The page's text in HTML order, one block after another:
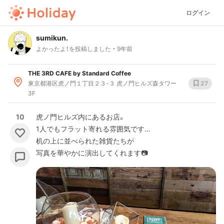
ログイン
sumikun.
よかったよ！を投稿しました 9年前
THE 3RD CAFE by Standard Coffee
東京都港区虎ノ門１丁目２３-３ 虎ノ門ヒルズ森タワー
3F
27
10
虎ノ門ヒルズ内にあるお店。
1人でもフラット寄れる雰囲気です…
机の上に並べられた雑貨たちが
写真を華やかに演出してくれます📷